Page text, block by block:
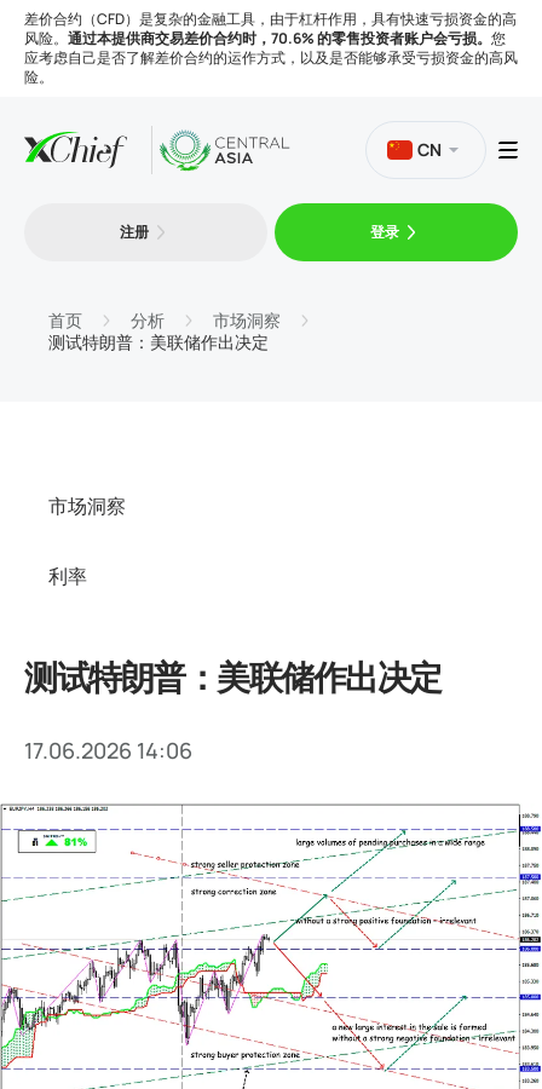
差价合约（CFD）是复杂的金融工具，由于杠杆作用，具有快速亏损资金的高
风险。 通过本提供商交易差价合约时，70.6% 的零售投资者账户会亏损。 您
应考虑自己是否了解差价合约的运作方式，以及是否能够承受亏损资金的高风
险。
平台
CN
注册 登录
首页 分析
市场洞察
测试特朗普：美联储作出决定
市场洞察
利率
测试特朗普：美联储作出决定
17.06.2026 14:06